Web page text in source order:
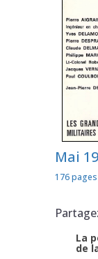
Mai
176 pages
La
de